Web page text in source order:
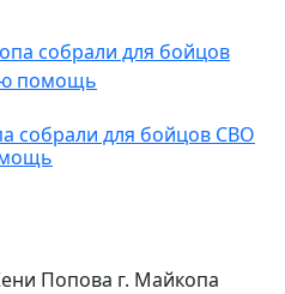
собрали для бойцов СВО
Попова г. Майкопа